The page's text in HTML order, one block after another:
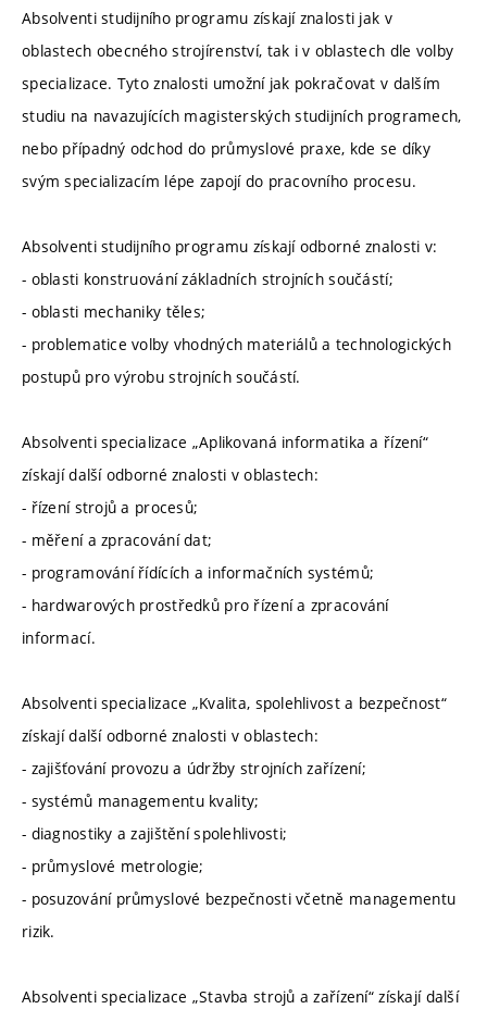
Absolventi studijního programu získají znalosti jak v
oblastech obecného strojírenství, tak i v oblastech dle volby
specializace. Tyto znalosti umožní jak pokračovat v dalším
studiu na navazujících magisterských studijních programech,
nebo případný odchod do průmyslové praxe, kde se díky
svým specializacím lépe zapojí do pracovního procesu.
Absolventi studijního programu získají odborné znalosti v:
- oblasti konstruování základních strojních součástí;
- oblasti mechaniky těles;
- problematice volby vhodných materiálů a technologických
postupů pro výrobu strojních součástí.
Absolventi specializace „Aplikovaná informatika a řízení“
získají další odborné znalosti v oblastech:
- řízení strojů a procesů;
- měření a zpracování dat;
- programování řídících a informačních systémů;
- hardwarových prostředků pro řízení a zpracování
informací.
Absolventi specializace „Kvalita, spolehlivost a bezpečnost“
získají další odborné znalosti v oblastech:
- zajišťování provozu a údržby strojních zařízení;
- systémů managementu kvality;
- diagnostiky a zajištění spolehlivosti;
- průmyslové metrologie;
- posuzování průmyslové bezpečnosti včetně managementu
rizik.
Absolventi specializace „Stavba strojů a zařízení“ získají další